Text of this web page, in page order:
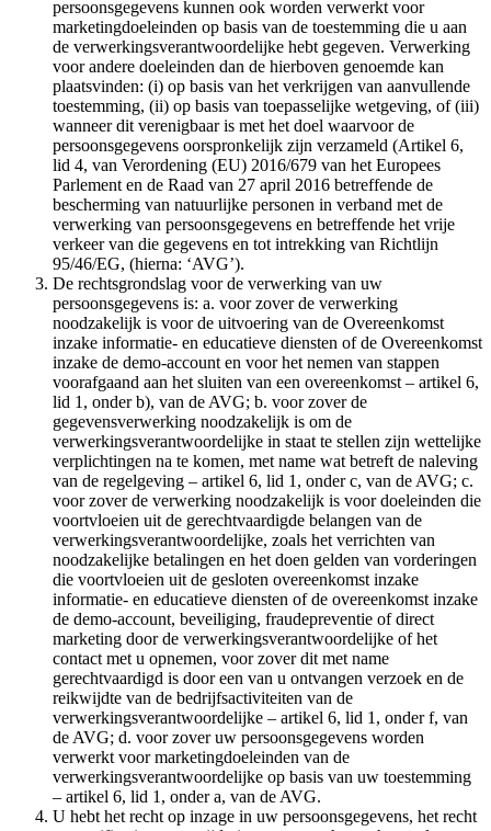
persoonsgegevens kunnen ook worden verwerkt voor
marketingdoeleinden op basis van de toestemming die u aan
de verwerkingsverantwoordelijke hebt gegeven. Verwerking
voor andere doeleinden dan de hierboven genoemde kan
plaatsvinden: (i) op basis van het verkrijgen van aanvullende
toestemming, (ii) op basis van toepasselijke wetgeving, of (iii)
wanneer dit verenigbaar is met het doel waarvoor de
persoonsgegevens oorspronkelijk zijn verzameld (Artikel 6,
lid 4, van Verordening (EU) 2016/679 van het Europees
Parlement en de Raad van 27 april 2016 betreffende de
bescherming van natuurlijke personen in verband met de
verwerking van persoonsgegevens en betreffende het vrije
verkeer van die gegevens en tot intrekking van Richtlijn
95/46/EG, (hierna: ‘AVG’).
De rechtsgrondslag voor de verwerking van uw
persoonsgegevens is: a. voor zover de verwerking
noodzakelijk is voor de uitvoering van de Overeenkomst
inzake informatie- en educatieve diensten of de Overeenkomst
inzake de demo-account en voor het nemen van stappen
voorafgaand aan het sluiten van een overeenkomst – artikel 6,
lid 1, onder b), van de AVG; b. voor zover de
gegevensverwerking noodzakelijk is om de
verwerkingsverantwoordelijke in staat te stellen zijn wettelijke
verplichtingen na te komen, met name wat betreft de naleving
van de regelgeving – artikel 6, lid 1, onder c, van de AVG; c.
voor zover de verwerking noodzakelijk is voor doeleinden die
voortvloeien uit de gerechtvaardigde belangen van de
verwerkingsverantwoordelijke, zoals het verrichten van
noodzakelijke betalingen en het doen gelden van vorderingen
die voortvloeien uit de gesloten overeenkomst inzake
informatie- en educatieve diensten of de overeenkomst inzake
de demo-account, beveiliging, fraudepreventie of direct
marketing door de verwerkingsverantwoordelijke of het
contact met u opnemen, voor zover dit met name
gerechtvaardigd is door een van u ontvangen verzoek en de
reikwijdte van de bedrijfsactiviteiten van de
verwerkingsverantwoordelijke – artikel 6, lid 1, onder f, van
de AVG; d. voor zover uw persoonsgegevens worden
verwerkt voor marketingdoeleinden van de
verwerkingsverantwoordelijke op basis van uw toestemming
– artikel 6, lid 1, onder a, van de AVG.
U hebt het recht op inzage in uw persoonsgegevens, het recht